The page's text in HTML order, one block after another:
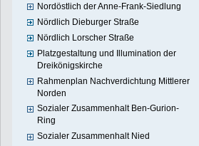
Nordöstlich der Anne-Frank-Siedlung
Nördlich Dieburger Straße
Nördlich Lorscher Straße
Platzgestaltung und Illumination der
Dreikönigskirche
Rahmenplan Nachverdichtung Mittlerer
Norden
Sozialer Zusammenhalt Ben-Gurion-
Ring
Sozialer Zusammenhalt Nied